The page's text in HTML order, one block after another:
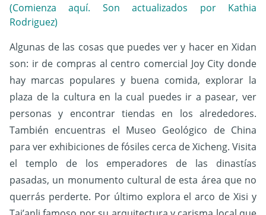
(Comienza aquí. Son actualizados por Kathia
Rodriguez)
Algunas de las cosas que puedes ver y hacer en Xidan
son: ir de compras al centro comercial Joy City donde
hay marcas populares y buena comida, explorar la
plaza de la cultura en la cual puedes ir a pasear, ver
personas y encontrar tiendas en los alrededores.
También encuentras el Museo Geológico de China
para ver exhibiciones de fósiles cerca de Xicheng. Visita
el templo de los emperadores de las dinastías
pasadas, un monumento cultural de esta área que no
querrás perderte. Por último explora el arco de Xisi y